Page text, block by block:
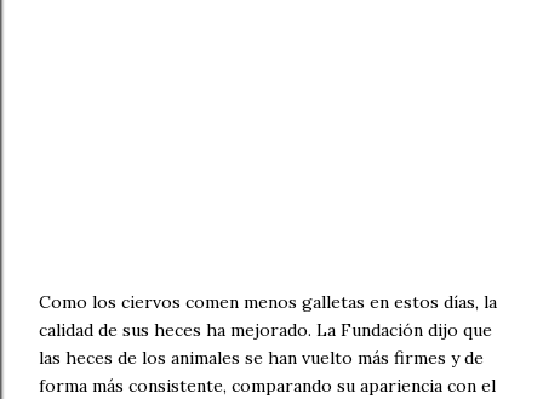
Como los ciervos comen menos galletas en estos días, la
calidad de sus heces ha mejorado. La Fundación dijo que
las heces de los animales se han vuelto más firmes y de
forma más consistente, comparando su apariencia con el